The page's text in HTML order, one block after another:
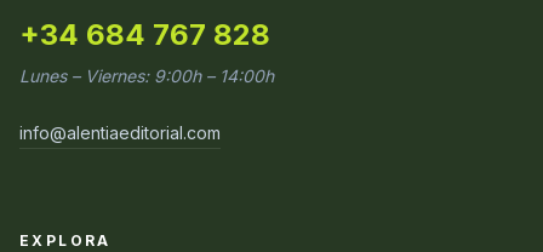
+34 684 767 828
Lunes – Viernes: 9:00h – 14:00h
info@alentiaeditorial.com
EXPLORA